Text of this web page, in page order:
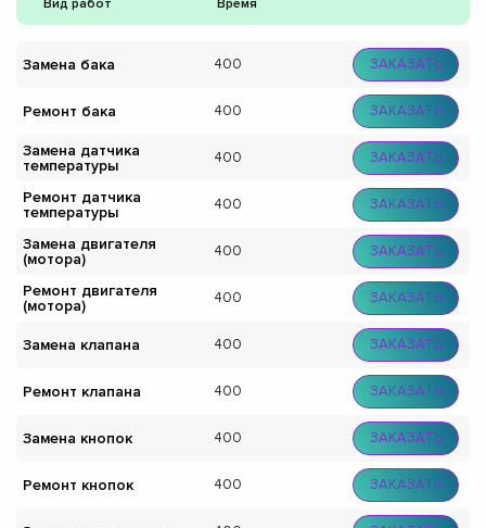
Вид работ Время
Замена бака 400 ЗАКАЗАТЬ
Ремонт бака 400 ЗАКАЗАТЬ
Замена датчика
температуры
400 ЗАКАЗАТЬ
Ремонт датчика
температуры
400 ЗАКАЗАТЬ
Замена двигателя
(мотора)
400 ЗАКАЗАТЬ
Ремонт двигателя
(мотора)
400 ЗАКАЗАТЬ
Замена клапана 400 ЗАКАЗАТЬ
Ремонт клапана 400 ЗАКАЗАТЬ
Замена кнопок 400 ЗАКАЗАТЬ
Ремонт кнопок 400 ЗАКАЗАТЬ